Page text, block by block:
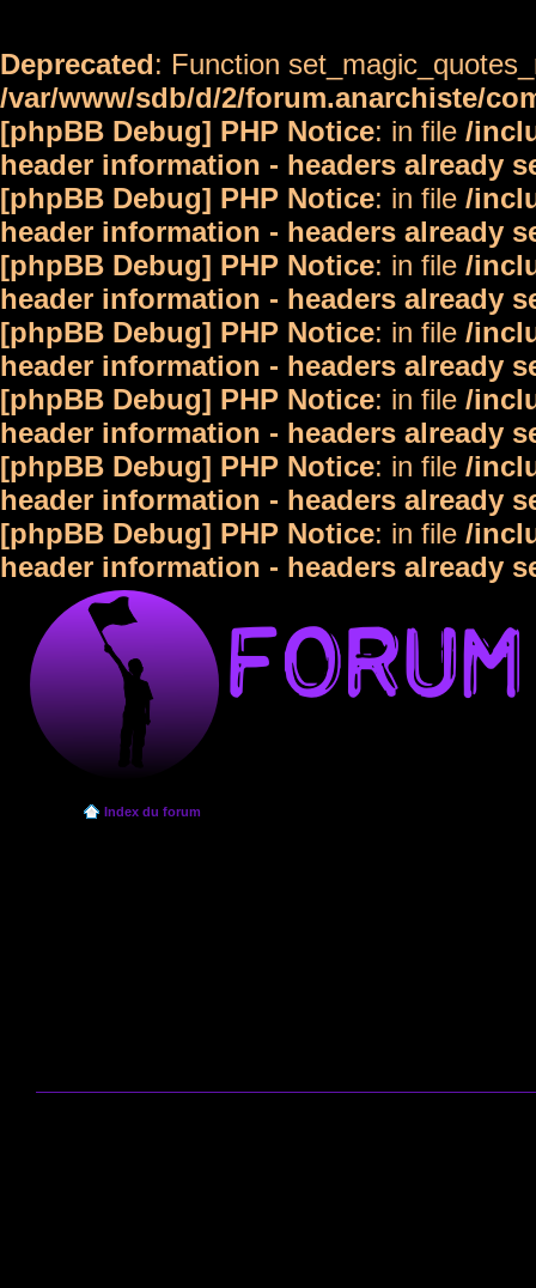
Deprecated: Function
/var/www/sdb/d/2/forum.anarchiste/
[phpBB Debug] PHP Notice: in file /
header information - headers already
[phpBB Debug] PHP Notice: in file /
header information - headers already
[phpBB Debug] PHP Notice: in file /
header information - headers already
[phpBB Debug] PHP Notice: in file /
header information - headers already
[phpBB Debug] PHP Notice: in file /
header information - headers already
[phpBB Debug] PHP Notice: in file /
header information - headers already
[phpBB Debug] PHP Notice: in file /
header information - headers already
Index du forum